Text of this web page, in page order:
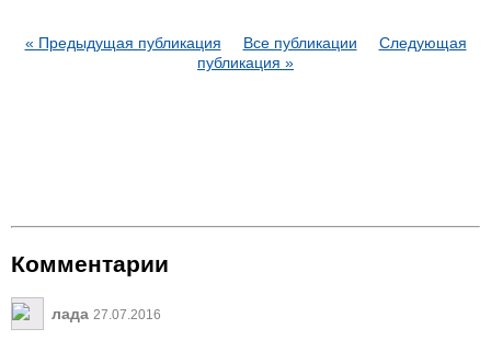
« Предыдущая публикация Все публикации
Следующая
публикация »
Комментарии
лада 27.07.2016